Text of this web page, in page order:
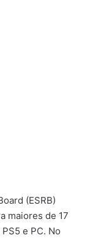
(ESRB)
maiores de 17
e PC. No